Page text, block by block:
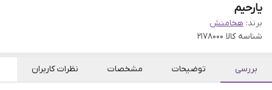
یارحیم
برند: هخامنش
شناسه کالا 2178000
بررسی توضیحات مشخصات نظرات کاربران